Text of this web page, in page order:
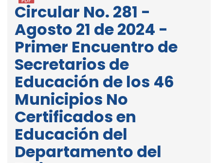
Circular No. 281 -
Agosto 21 de 2024 -
Primer Encuentro de
Secretarios de
Educación de los 46
Municipios No
Certificados en
Educación del
Departamento del